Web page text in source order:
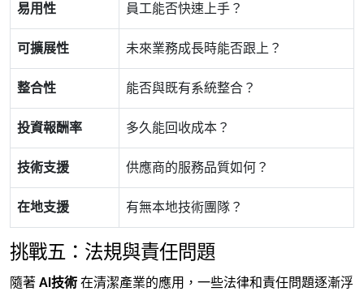
易用性 員工能否快速上手？
可擴展性 未來業務成長時能否跟上？
整合性 能否與既有系統整合？
投資報酬率 多久能回收成本？
技術支援 供應商的服務品質如何？
在地支援 有無本地技術團隊？
挑戰五：法規與責任問題
隨著 AI技術 在清潔產業的應用，一些法律和責任問題逐漸浮